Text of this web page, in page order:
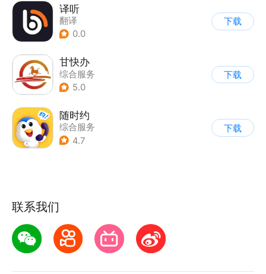
译听
翻译
0.0
下载
甘快办
综合服务
5.0
下载
随时约
综合服务
4.7
下载
联系我们